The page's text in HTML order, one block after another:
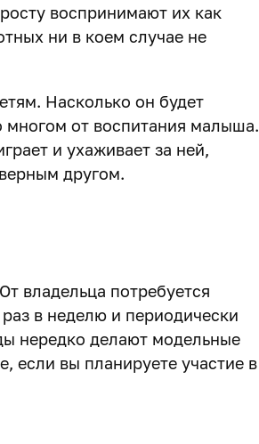
воспринимают их как
ни в коем случае не
Насколько он будет
многом от воспитания малыша.
и ухаживает за ней,
другом.
владельца потребуется
в неделю и периодически
нередко делают модельные
если вы планируете участие в